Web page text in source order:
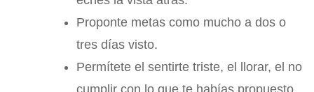
Proponte metas como mucho a dos o
tres días visto.
Permítete el sentirte triste, el llorar, el no